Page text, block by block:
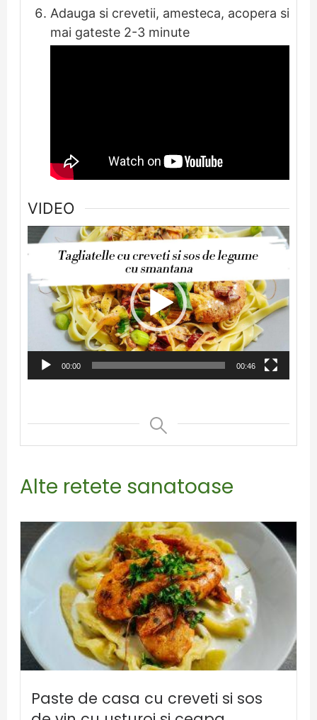
Adauga si crevetii, amesteca, acopera si
mai gateste 2-3 minute
VIDEO
Player
video
00:00 00:46
Alte retete sanatoase
Paste de casa cu creveti si sos